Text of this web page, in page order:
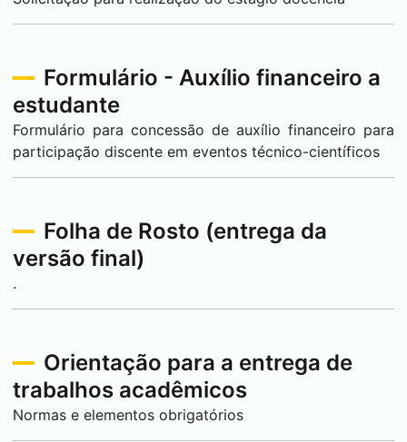
Formulário - Auxílio financeiro a
estudante
Formulário para concessão de auxílio financeiro para
participação discente em eventos técnico-científicos
Folha de Rosto (entrega da
versão final)
.
Orientação para a entrega de
trabalhos acadêmicos
Normas e elementos obrigatórios